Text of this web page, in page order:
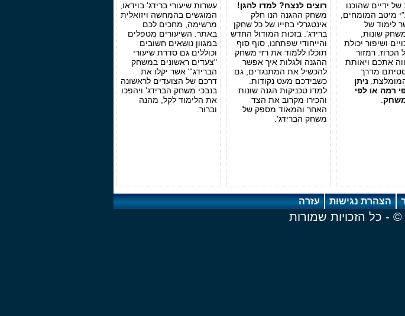
של ידיים שהוכנו
מיטב המומחים,
לימוד של
שונות,
ושיפור יכולת
הכרוז. רמזור
אתכם ויאותת
מדרך
ניתן
רמה או לפי
רוצים לנצח? למדו להגן!
משחק ההגנה הנו חלק
אינטגרלי בחייו של כל שחקן
ברידג'. בזכות המודול החדש
והייחודי שפתחנו, סוף סוף
תוכלו ללמוד את רזי משחק
ההגנה ולגלות איך אפשר
להכשיל את המתנגדים, גם
כשבידכם מעט נקודות.
למדו טכניקות הגנה שונות
והכירו מקרוב את הצד
האחר והמאוד מספק של
משחק הברידג'.
עשרות שיעורי ברידג' בוידאו,
המוגשים בהמחשה ויזואלית
מרשימה, מחכים לכם
באתר. השיעורים מטפלים
במגוון נושאים חשובים
וכוללים גם סדרת שיעורי
"צעדים ראשונים במשחק
הברידג'" אשר יקלו את
דרכם של הצועדים לראשונה
בנבכי משחק הברידג' ויהפכו
את הלימוד לקל, מהנה
וברור.
הצהרת נגישות עזרה